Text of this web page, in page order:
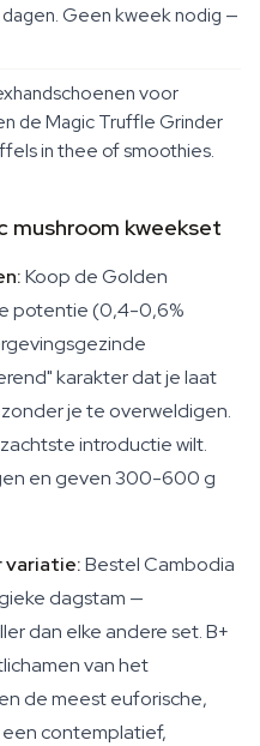
Geen kweek nodig —
voor
de Magic Truffle Grinder
in thee of smoothies.
mushroom kweekset
Koop de Golden
potentie (0,4-0,6%
karakter dat je laat
je te overweldigen.
introductie wilt.
en geven 300-600 g
variatie:Bestel Cambodia
dagstam —
dan elke andere set. B+
van het
de meest euforische,
contemplatief,